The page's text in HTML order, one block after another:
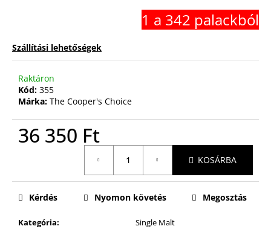
1 a 342 palackból
Szállítási lehetőségek
Raktáron
Kód: 355
Márka: The Cooper's Choice
36 350 Ft
KOSÁRBA
Kategória:
Single Malt
Kérdés Nyomon követés Megosztás